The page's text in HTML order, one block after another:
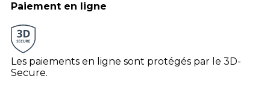
Paiement en ligne
Les paiements en ligne sont protégés par le 3D-
Secure.